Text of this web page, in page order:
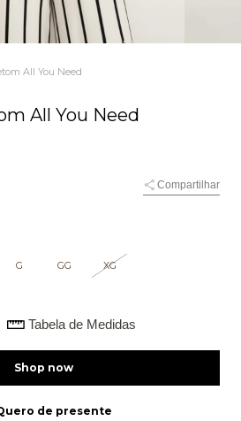
All You Need
All You Need
Compartilhar
G GG XG
Tabela de Medidas
de presente